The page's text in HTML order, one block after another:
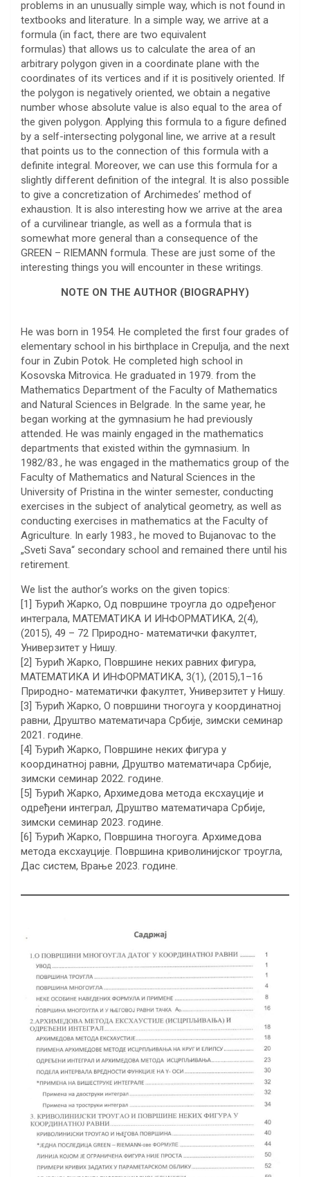
problems in an unusually simple way, which is not found in
textbooks and literature. In a simple way, we arrive at a
formula (in fact, there are two equivalent
formulas) that allows us to calculate the area of an
arbitrary polygon given in a coordinate plane with the
coordinates of its vertices and if it is positively oriented. If
the polygon is negatively oriented, we obtain a negative
number whose absolute value is also equal to the area of
the given polygon. Applying this formula to a figure defined
by a self-intersecting polygonal line, we arrive at a result
that points us to the connection of this formula with a
definite integral. Moreover, we can use this formula for a
slightly different definition of the integral. It is also possible
to give a concretization of Archimedes’ method of
exhaustion. It is also interesting how we arrive at the area
of a curvilinear triangle, as well as a formula that is
somewhat more general than a consequence of the
GREEN – RIEMANN formula. These are just some of the
interesting things you will encounter in these writings.
NOTE ON THE AUTHOR (BIOGRAPHY)
He was born in 1954. He completed the first four grades of
elementary school in his birthplace in Crepulja, and the next
four in Zubin Potok. He completed high school in
Kosovska Mitrovica. He graduated in 1979. from the
Mathematics Department of the Faculty of Mathematics
and Natural Sciences in Belgrade. In the same year, he
began working at the gymnasium he had previously
attended. He was mainly engaged in the mathematics
departments that existed within the gymnasium. In
1982/83., he was engaged in the mathematics group of the
Faculty of Mathematics and Natural Sciences in the
University of Pristina in the winter semester, conducting
exercises in the subject of analytical geometry, as well as
conducting exercises in mathematics at the Faculty of
Agriculture. In early 1983., he moved to Bujanovac to the
„Sveti Sava“ secondary school and remained there until his
retirement.
We list the author’s works on the given topics:
[1] Ђурић Жарко, Од површине троугла до одређеног
интеграла, МАТЕМАТИКА И ИНФОРМАТИКА, 2(4),
(2015), 49 – 72 Природно- математички факултет,
Универзитет у Нишу.
[2] Ђурић Жарко, Површине неких равних фигура,
МАТЕМАТИКА И ИНФОРМАТИКА, 3(1), (2015),1–16
Природно- математички факултет, Универзитет у Нишу.
[3] Ђурић Жарко, О површини тногоуга у координатној
равни, Друштво математичара Србије, зимски семинар
2021. године.
[4] Ђурић Жарко, Површине неких фигура у
координатној равни, Друштво математичара Србије,
зимски семинар 2022. године.
[5] Ђурић Жарко, Архимедова метода ексхауције и
одређени интеграл, Друштво математичара Србије,
зимски семинар 2023. године.
[6] Ђурић Жарко, Површина тногоуга. Архимедова
метода ексхауције. Површина криволинијског троугла,
Дас систем, Врање 2023. године.